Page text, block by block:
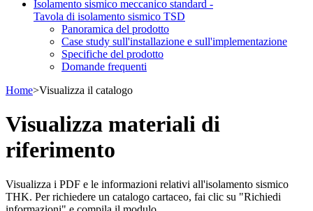
Isolamento sismico meccanico standard -
Tavola di isolamento sismico TSD
Panoramica del prodotto
Case study sull'installazione e sull'implementazione
Specifiche del prodotto
Domande frequenti
Home> Visualizza il catalogo
Visualizza materiali di
riferimento
Visualizza i PDF e le informazioni relativi all'isolamento sismico
THK. Per richiedere un catalogo cartaceo, fai clic su "Richiedi